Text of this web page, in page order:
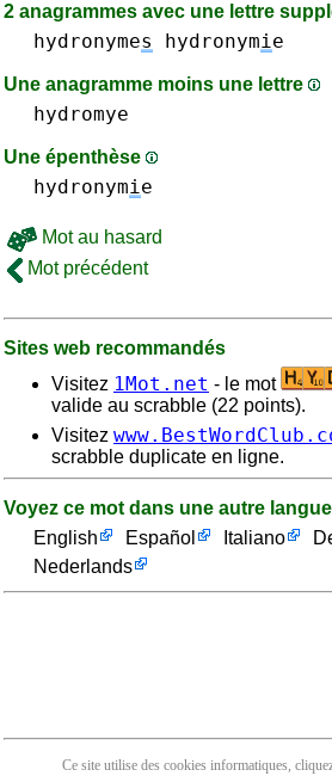
2 anagrammes avec une lettre
hydronymes hydronymie
Une anagramme moins une lettre
hydromye
Une épenthèse
hydronymie
Mot au hasard
Mot précédent
Sites web recommandés
Visitez 1Mot.net - le mot
valide au scrabble (22 points).
Visitez
scrabble duplicate en ligne.
Voyez ce mot dans une autre langue
English
Español Italiano
Nederlands
Ce site utilise des cookies informatiques,